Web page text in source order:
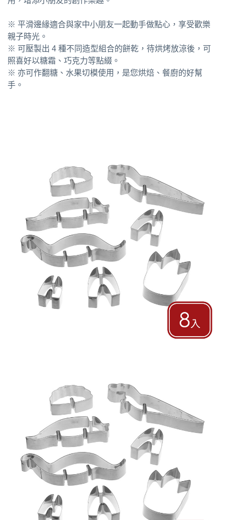
※ 平滑邊緣適合與家中小朋友一起動手做點心，享受歡樂
親子時光。
※ 可壓製出 4 種不同造型組合的餅乾，待烘烤放涼後，可
照喜好以糖霜、巧克力等點綴。
※ 亦可作翻糖、水果切模使用，是您烘焙、餐廚的好幫
手。